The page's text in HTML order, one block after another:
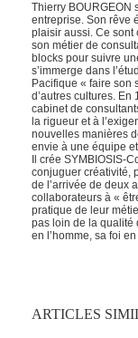
Thierry BOURGEON
entreprise. Son rêve
plaisir aussi. Ce sont
son métier de
blocks pour suivre
s’immerge dans
Pacifique « faire son
d’autres cultures.
cabinet de
la rigueur et à
nouvelles manières
envie à une équipe
Il crée SYMBIOSIS-
conjuguer créativité,
de l’arrivée de deux
collaborateurs à «
pratique de leur
pas loin de la qualité
en l’homme, sa foi
ARTICLES